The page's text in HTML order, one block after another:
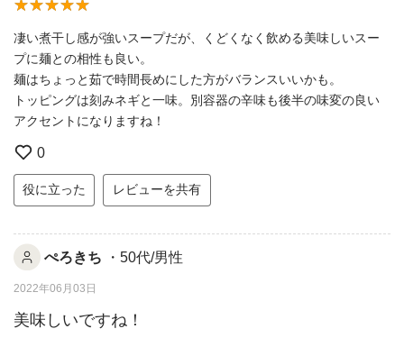
凄い煮干し感が強いスープだが、くどくなく飲める美味しいスー
プに麺との相性も良い。
麺はちょっと茹で時間長めにした方がバランスいいかも。
トッピングは刻みネギと一味。別容器の辛味も後半の味変の良い
アクセントになりますね！
0
役に立った レビューを共有
ぺろきち ・50代/男性
2022年06月03日
美味しいですね！